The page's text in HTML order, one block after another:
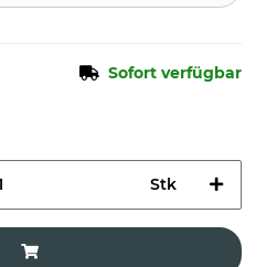
Sofort verfügbar
Stk